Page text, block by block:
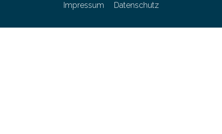
Impressum Datenschutz